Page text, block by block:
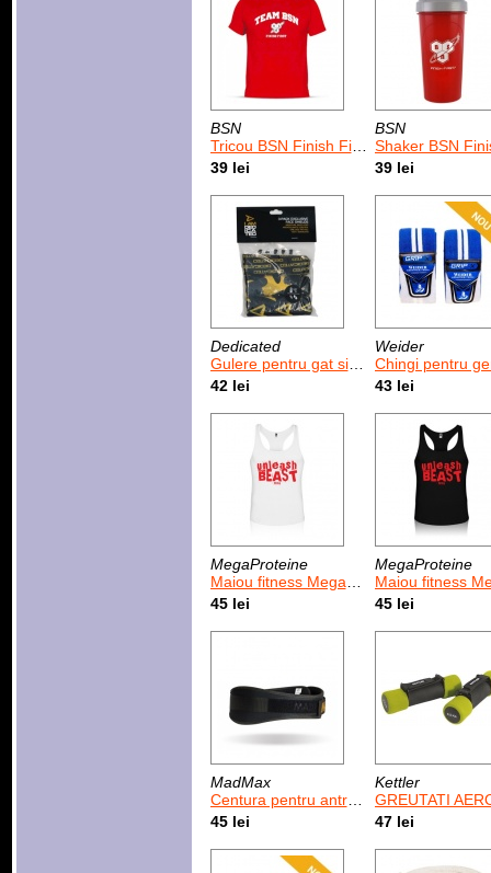
BSN
Tricou BSN Finish First
39 lei
BSN
Shaker BSN Finish First
39 lei
Dedicated
Gulere pentru gat si fata Dedicated - 3 buc - marimi universale
42 lei
Weider
Chingi pentru genunchi
43 lei
MegaProteine
Maiou fitness Megaproteine Unleash the beast alb
45 lei
MegaProteine
Maiou fitness Megaproteine Unleash the
45 lei
MadMax
Centura pentru antrenament MadMax Body Conform (MFB-313)
45 lei
Kettler
GREUTATI AEROBIC 2 x 0,5 KG/
47 lei